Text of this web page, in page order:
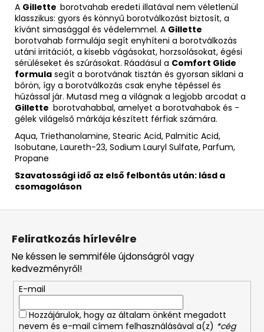
A Gillette borotvahab eredeti illatával nem véletlenül
klasszikus: gyors és könnyű borotválkozást biztosít, a
kívánt simasággal és védelemmel. A Gillette
borotvahab formulája segít enyhíteni a borotválkozás
utáni irritációt, a kisebb vágásokat, horzsolásokat, égési
sérüléseket és szúrásokat. Ráadásul a Comfort Glide
formula segít a borotvának tisztán és gyorsan siklani a
bőrön, így a borotválkozás csak enyhe tépéssel és
húzással jár. Mutasd meg a világnak a legjobb arcodat a
Gillette borotvahabbal, amelyet a borotvahabok és -
gélek világelső márkája készített férfiak számára.
Aqua, Triethanolamine, Stearic Acid, Palmitic Acid,
Isobutane, Laureth-23, Sodium Lauryl Sulfate, Parfum,
Propane
Szavatossági idő az első felbontás után: lásd a
csomagoláson
L
Feliratkozás hírlevélre
Ne késsen le semmiféle újdonságról vagy
kedvezményről!
E-mail
Hozzájárulok, hogy az általam önként megadott
nevem és e-mail címem felhasználásával a(z) *cég